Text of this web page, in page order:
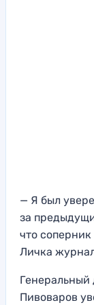
— Я был
за
что соперник
Личка
Пивоваров